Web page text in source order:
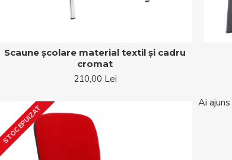
Scaune școlare material textil și cadru
cromat
210,00 Lei
STOC EPUIZAT
Ai